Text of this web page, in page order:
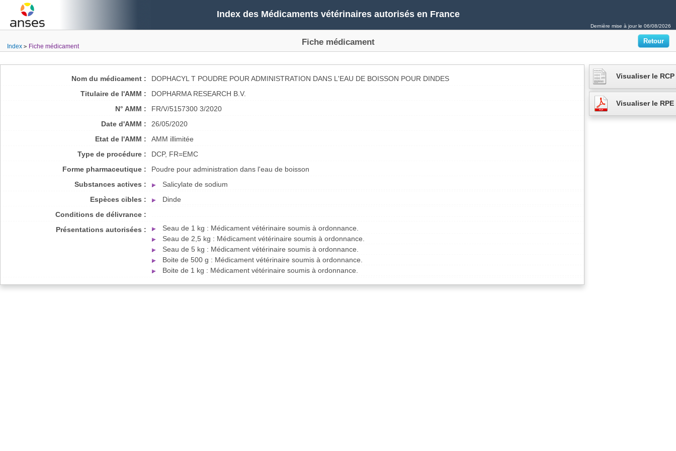
Index des Médicaments vétérinaires autorisés en France
Dernière mise à jour le 06/08/2026
Index Fiche médicament Fiche médicament
Nom du médicament :
DOPHACYL T POUDRE POUR ADMINISTRATION DANS L'EAU DE BOISSON POUR DINDES
Titulaire de l'AMM :
DOPHARMA RESEARCH B.V.
N° AMM :
FR/V/5157300 3/2020
Date d'AMM :
26/05/2020
Etat de l'AMM :
AMM illimitée
Type de procédure :
DCP, FR=EMC
Forme pharmaceutique :
Poudre pour administration dans l'eau de boisson
Substances actives :
Salicylate de sodium
Espèces cibles :
Dinde
Conditions de délivrance :
Présentations autorisées :
Seau de 1 kg : Médicament vétérinaire soumis à ordonnance.
Seau de 2,5 kg : Médicament vétérinaire soumis à ordonnance.
Seau de 5 kg : Médicament vétérinaire soumis à ordonnance.
Boite de 500 g : Médicament vétérinaire soumis à ordonnance.
Boite de 1 kg : Médicament vétérinaire soumis à ordonnance.
Visualiser le RCP
Visualiser le RPE